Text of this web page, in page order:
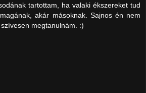
tartottam, ha valaki ékszereket tud
akár másoknak. Sajnos én nem
megtanulnám. :)